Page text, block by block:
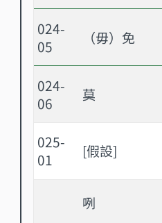
024-
05
（毋）免
024-
06
莫
025-
01
[假設]
咧